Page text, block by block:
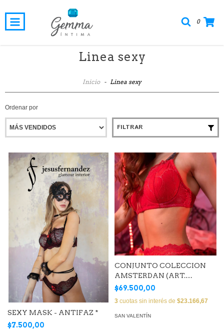
0
Linea sexy
Inicio - Linea sexy
Ordenar por
FILTRAR
SEXY MASK - ANTIFAZ *
$7.500,00
CONJUNTO COLECCION
AMSTERDAN (ART.
AMSSTR98+AMSHIL98)
$69.500,00
3 cuotas sin interés de $23.166,67
SAN VALENTÍN